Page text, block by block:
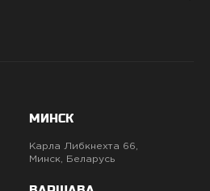
МИНСК
Карла Либкнехта 66,
Минск, Беларусь